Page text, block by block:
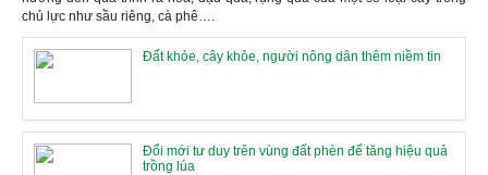
chủ lực như sầu riêng, cà phê….
Đất khỏe, cây khỏe, người nông dân thêm niềm tin
Đổi mới tư duy trên vùng đất phèn để tăng hiệu quả
trồng lúa